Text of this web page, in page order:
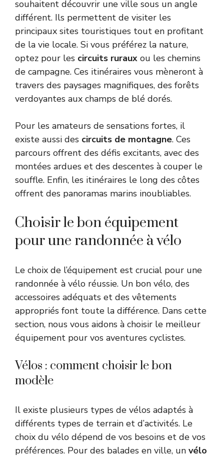
souhaitent découvrir une ville sous un angle
différent. Ils permettent de visiter les
principaux sites touristiques tout en profitant
de la vie locale. Si vous préférez la nature,
optez pour les circuits ruraux ou les chemins
de campagne. Ces itinéraires vous mèneront à
travers des paysages magnifiques, des forêts
verdoyantes aux champs de blé dorés.
Pour les amateurs de sensations fortes, il
existe aussi des circuits de montagne. Ces
parcours offrent des défis excitants, avec des
montées ardues et des descentes à couper le
souffle. Enfin, les itinéraires le long des côtes
offrent des panoramas marins inoubliables.
Choisir le bon équipement
pour une randonnée à vélo
Le choix de l’équipement est crucial pour une
randonnée à vélo réussie. Un bon vélo, des
accessoires adéquats et des vêtements
appropriés font toute la différence. Dans cette
section, nous vous aidons à choisir le meilleur
équipement pour vos aventures cyclistes.
Vélos : comment choisir le bon
modèle
Il existe plusieurs types de vélos adaptés à
différents types de terrain et d’activités. Le
choix du vélo dépend de vos besoins et de vos
préférences. Pour des balades en ville, un vélo